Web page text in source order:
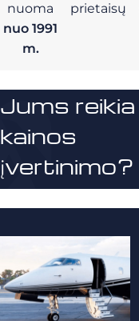
nuoma
nuo 1991
m.
prietaisų
Jums reikia
kainos
įvertinimo?